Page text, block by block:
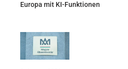
Europa mit KI-Funktionen